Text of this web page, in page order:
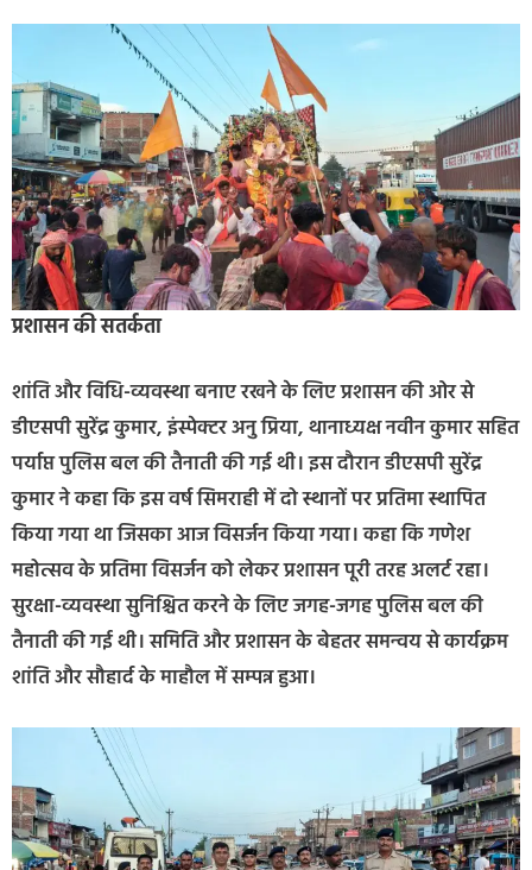
प्रशासन की सतर्कता
शांति और विधि-व्यवस्था बनाए रखने के लिए प्रशासन की ओर से
डीएसपी सुरेंद्र कुमार, इंस्पेक्टर अनु प्रिया, थानाध्यक्ष नवीन कुमार सहित
पर्याप्त पुलिस बल की तैनाती की गई थी। इस दौरान डीएसपी सुरेंद्र
कुमार ने कहा कि इस वर्ष सिमराही में दो स्थानों पर प्रतिमा स्थापित
किया गया था जिसका आज विसर्जन किया गया। कहा कि गणेश
महोत्सव के प्रतिमा विसर्जन को लेकर प्रशासन पूरी तरह अलर्ट रहा।
सुरक्षा-व्यवस्था सुनिश्चित करने के लिए जगह-जगह पुलिस बल की
तैनाती की गई थी। समिति और प्रशासन के बेहतर समन्वय से कार्यक्रम
शांति और सौहार्द के माहौल में सम्पन्न हुआ।